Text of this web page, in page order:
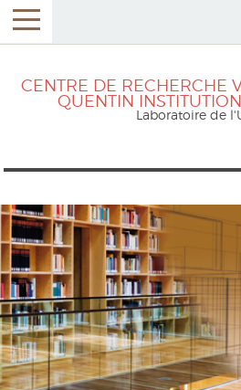
CENTRE DE RECHERCHE
QUENTIN
Laboratoire de